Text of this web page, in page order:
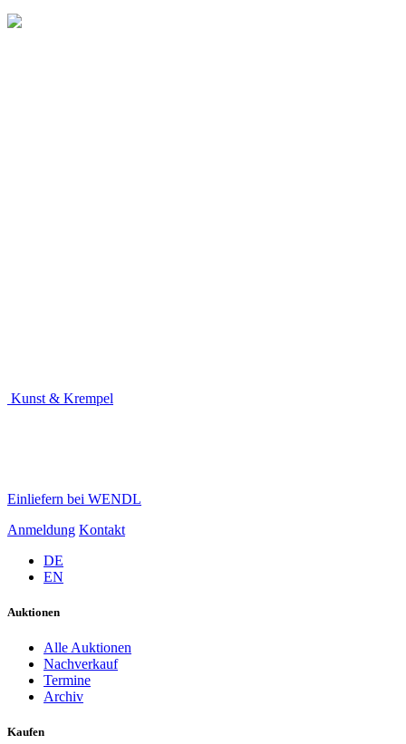
Kunst & Krempel
Einliefern bei WENDL
Anmeldung Kontakt
DE
EN
Auktionen
Alle Auktionen
Nachverkauf
Termine
Archiv
Kaufen